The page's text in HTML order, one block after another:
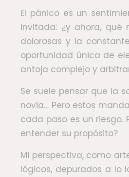
El pánico es un
invitada: ¿y ahora,
dolorosas y la
oportunidad única de
antoja complejo y
Se suele pensar que la
novia… Pero estos
cada paso es un riesgo.
entender su propósito?
Mi perspectiva, como
lógicos, depurados a lo